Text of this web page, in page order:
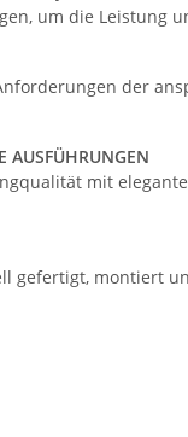
um die Leistung
der
AUSFÜHRUNGEN
mit
gefertigt, montiert